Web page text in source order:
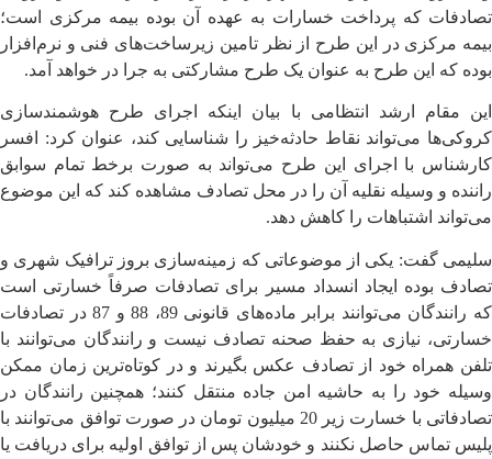
تصادفات که پرداخت خسارات به عهده آن بوده بیمه مرکزی است؛
بیمه مرکزی در این طرح از نظر تامین زیرساخت‌های فنی و نرم‌افزار
بوده که این طرح به عنوان یک طرح مشارکتی به جرا در خواهد آمد.
این مقام ارشد انتظامی با بیان اینکه اجرای طرح هوشمندسازی
کروکی‌ها می‌تواند نقاط حادثه‌خیز را شناسایی کند، عنوان کرد: افسر‌
کارشناس با اجرای این طرح می‌تواند به صورت برخط تمام سوابق
راننده و وسیله نقلیه آن را در محل تصادف مشاهده کند که این موضوع
می‌تواند اشتباهات را کاهش دهد.
سلیمی گفت: یکی از موضوعاتی که زمینه‌سازی بروز ترافیک شهری و
تصادف بوده ایجاد انسداد مسیر برای تصادفات صرفاً خسارتی است
که رانندگان می‌توانند برابر ماده‌های قانونی 89، 88 و 87‌ در تصادفات
خسارتی، نیازی به حفظ صحنه تصادف نیست و رانندگان می‌توانند با
تلفن همراه خود از تصادف عکس بگیرند و در کوتاه‌ترین زمان ممکن
وسیله خود را به حاشیه امن جاده منتقل کنند؛ همچنین رانندگان در
تصادفاتی با خسارت زیر 20 میلیون تومان در صورت توافق می‌توانند با
پلیس تماس حاصل نکنند و خودشان پس از توافق اولیه برای دریافت یا